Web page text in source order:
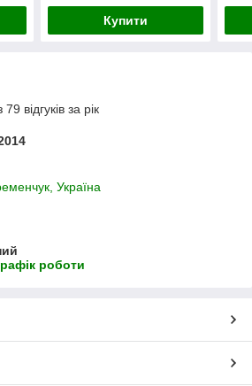
Купити
відгуків за рік
Україна
роботи